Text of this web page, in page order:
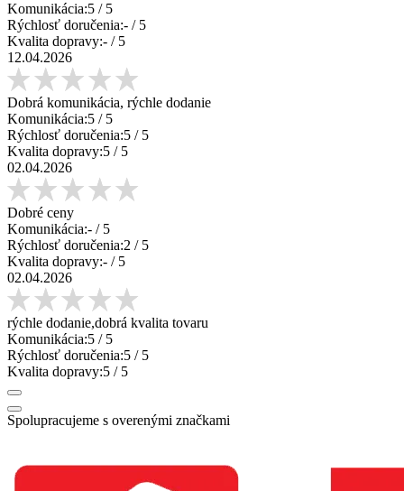
Komunikácia:5 / 5
Rýchlosť doručenia:- / 5
Kvalita dopravy:- / 5
12.04.2026
Dobrá komunikácia, rýchle dodanie
Komunikácia:5 / 5
Rýchlosť doručenia:5 / 5
Kvalita dopravy:5 / 5
02.04.2026
Dobré ceny
Komunikácia:- / 5
Rýchlosť doručenia:2 / 5
Kvalita dopravy:- / 5
02.04.2026
rýchle dodanie,dobrá kvalita tovaru
Komunikácia:5 / 5
Rýchlosť doručenia:5 / 5
Kvalita dopravy:5 / 5
Spolupracujeme s overenými značkami